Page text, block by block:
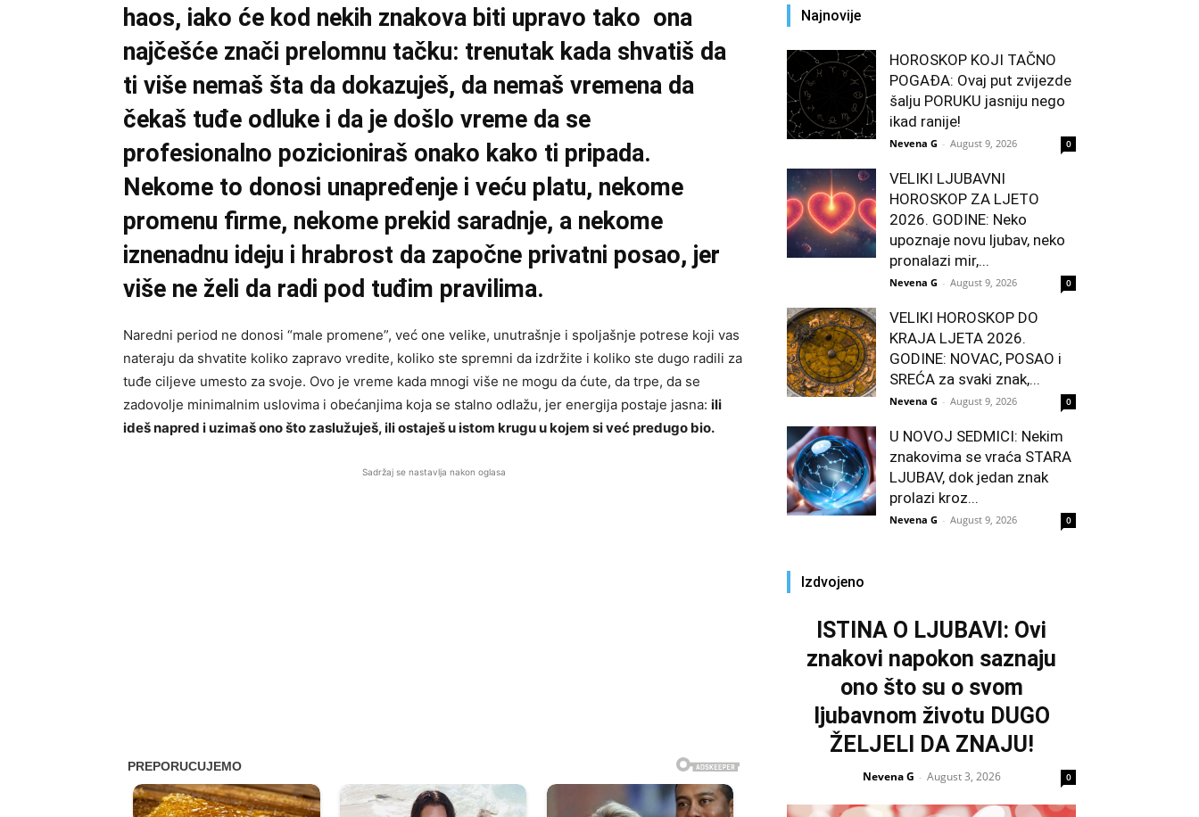
haos, iako će kod nekih znakova biti upravo tako ona
najčešće znači prelomnu tačku: trenutak kada shvatiš da
ti više nemaš šta da dokazuješ, da nemaš vremena da
čekaš tuđe odluke i da je došlo vreme da se
profesionalno pozicioniraš onako kako ti pripada.
Nekome to donosi unapređenje i veću platu, nekome
promenu firme, nekome prekid saradnje, a nekome
iznenadnu ideju i hrabrost da započne privatni posao, jer
više ne želi da radi pod tuđim pravilima.
Naredni period ne donosi “male promene”, već one velike, unutrašnje i spoljašnje potrese koji vas
nateraju da shvatite koliko zapravo vredite, koliko ste spremni da izdržite i koliko ste dugo radili za
tuđe ciljeve umesto za svoje. Ovo je vreme kada mnogi više ne mogu da ćute, da trpe, da se
zadovolje minimalnim uslovima i obećanjima koja se stalno odlažu, jer energija postaje jasna: ili
ideš napred i uzimaš ono što zaslužuješ, ili ostaješ u istom krugu u kojem si već predugo bio.
Sadržaj se nastavlja nakon oglasa
Najnovije
HOROSKOP KOJI TAČNO
POGAĐA: Ovaj put zvijezde
šalju PORUKU jasniju nego
ikad ranije!
Nevena G - August 9, 2026 0
VELIKI LJUBAVNI
HOROSKOP ZA LJETO
2026. GODINE: Neko
upoznaje novu ljubav, neko
pronalazi mir,...
Nevena G - August 9, 2026 0
VELIKI HOROSKOP DO
KRAJA LJETA 2026.
GODINE: NOVAC, POSAO i
SREĆA za svaki znak,...
Nevena G - August 9, 2026 0
U NOVOJ SEDMICI: Nekim
znakovima se vraća STARA
LJUBAV, dok jedan znak
prolazi kroz...
Nevena G - August 9, 2026 0
Izdvojeno
ISTINA O LJUBAVI: Ovi
znakovi napokon saznaju
ono što su o svom
ljubavnom životu DUGO
ŽELJELI DA ZNAJU!
Nevena G - August 3, 2026 0